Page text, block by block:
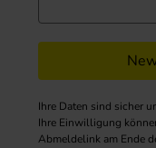
Ihre Daten sind sicher
Ihre Einwilligung
Abmeldelink am Ende